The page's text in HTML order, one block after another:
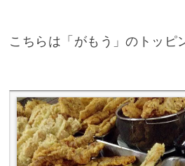
こちらは「がもう」のトッピ